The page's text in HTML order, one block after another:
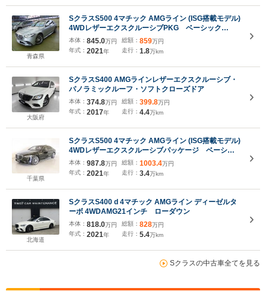
青森県
SクラスS500 4マチック AMGライン (ISG搭載モデル)
4WDレザーエクスクルーシブPKG ベーシック
PKG パノラマサンルーフ 本革パワーシート AR
ヘッドアップディスプレイ3Dコックピット
本体： 845.0万円
年式： 2021年
総額： 859万円
走行： 1.8万km
大阪府
SクラスS400 AMGラインレザーエクスクルーシブ・
パノラミックルーフ・ソフトクローズドア
本体： 374.8万円
年式： 2017年
総額： 399.8万円
走行： 4.4万km
千葉県
SクラスS500 4マチック AMGライン (ISG搭載モデル)
4WDレザーエクスクルーシブパッケージ ベーシッ
クパッケージ シートヒーター シートエアコン パ
ワーシート フロアマット コネクテッド機能 ナ
ビ 音楽プレーヤー接続 Bluetooth接続 TV ETC
本体： 987.8万円
年式： 2021年
総額： 1003.4万円
走行： 3.4万km
北海道
SクラスS400 d 4マチック AMGライン ディーゼルタ
ーボ 4WDAMG21インチ ローダウン
本体： 818.0万円
年式： 2021年
総額： 828万円
走行： 5.4万km
Sクラスの中古車全てを見る